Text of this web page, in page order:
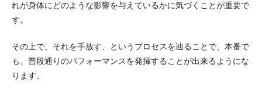
れが身体にどのような影響を与えているかに気づくことが重要で
す。
その上で、それを手放す、というプロセスを辿ることで、本番で
も、普段通りのパフォーマンスを発揮することが出来るようにな
ります。